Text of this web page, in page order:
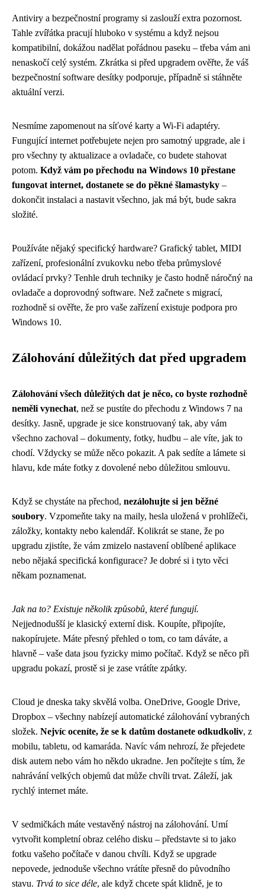
Antiviry a bezpečnostní programy si zaslouží extra pozornost.
Tahle zvířátka pracují hluboko v systému a když nejsou
kompatibilní, dokážou nadělat pořádnou paseku – třeba vám ani
nenaskočí celý systém. Zkrátka si před upgradem ověřte, že váš
bezpečnostní software desítky podporuje, případně si stáhněte
aktuální verzi.
Nesmíme zapomenout na síťové karty a Wi-Fi adaptéry.
Fungující internet potřebujete nejen pro samotný upgrade, ale i
pro všechny ty aktualizace a ovladače, co budete stahovat
potom. Když vám po přechodu na Windows 10 přestane
fungovat internet, dostanete se do pěkné šlamastyky –
dokončit instalaci a nastavit všechno, jak má být, bude sakra
složité.
Používáte nějaký specifický hardware? Grafický tablet, MIDI
zařízení, profesionální zvukovku nebo třeba průmyslové
ovládací prvky? Tenhle druh techniky je často hodně náročný na
ovladače a doprovodný software. Než začnete s migrací,
rozhodně si ověřte, že pro vaše zařízení existuje podpora pro
Windows 10.
Zálohování důležitých dat před upgradem
Zálohování všech důležitých dat je něco, co byste rozhodně
neměli vynechat, než se pustíte do přechodu z Windows 7 na
desítky. Jasně, upgrade je sice konstruovaný tak, aby vám
všechno zachoval – dokumenty, fotky, hudbu – ale víte, jak to
chodí. Vždycky se může něco pokazit. A pak sedíte a lámete si
hlavu, kde máte fotky z dovolené nebo důležitou smlouvu.
Když se chystáte na přechod, nezálohujte si jen běžné
soubory. Vzpomeňte taky na maily, hesla uložená v prohlížeči,
záložky, kontakty nebo kalendář. Kolikrát se stane, že po
upgradu zjistíte, že vám zmizelo nastavení oblíbené aplikace
nebo nějaká specifická konfigurace? Je dobré si i tyto věci
někam poznamenat.
Jak na to? Existuje několik způsobů, které fungují.
Nejjednodušší je klasický externí disk. Koupíte, připojíte,
nakopírujete. Máte přesný přehled o tom, co tam dáváte, a
hlavně – vaše data jsou fyzicky mimo počítač. Když se něco při
upgradu pokazí, prostě si je zase vrátíte zpátky.
Cloud je dneska taky skvělá volba. OneDrive, Google Drive,
Dropbox – všechny nabízejí automatické zálohování vybraných
složek. Nejvíc oceníte, že se k datům dostanete odkudkoliv, z
mobilu, tabletu, od kamaráda. Navíc vám nehrozí, že přejedete
disk autem nebo vám ho někdo ukradne. Jen počítejte s tím, že
nahrávání velkých objemů dat může chvíli trvat. Záleží, jak
rychlý internet máte.
V sedmičkách máte vestavěný nástroj na zálohování. Umí
vytvořit kompletní obraz celého disku – představte si to jako
fotku vašeho počítače v danou chvíli. Když se upgrade
nepovede, jednoduše všechno vrátíte přesně do původního
stavu. Trvá to sice déle, ale když chcete spát klidně, je to